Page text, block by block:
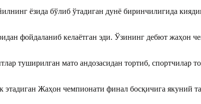
ёзида бўлиб ўтадиган дунё биринчилигида
фойдаланиб келаётган эди. Ўзининг дебют жаҳон
туширилган мато андозасидан тортиб, спортчилар
Жаҳон чемпионати финал босқичига якуний